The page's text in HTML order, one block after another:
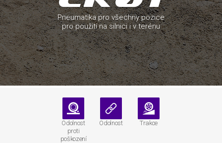
Pneumatika pro všechny pozice
pro použití na silnici i v terénu
Odolnost
proti
poškození
Odolnost Trakce